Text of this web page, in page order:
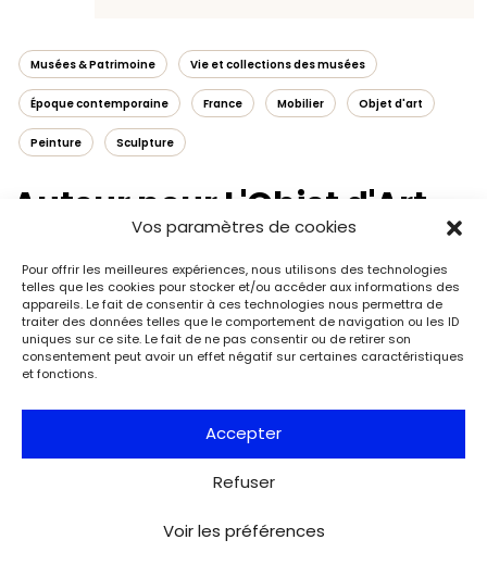
Vos paramètres de cookies
Pour offrir les meilleures expériences, nous utilisons des technologies
telles que les cookies pour stocker et/ou accéder aux informations des
appareils. Le fait de consentir à ces technologies nous permettra de
traiter des données telles que le comportement de navigation ou les ID
uniques sur ce site. Le fait de ne pas consentir ou de retirer son
consentement peut avoir un effet négatif sur certaines caractéristiques
et fonctions.
Accepter
Refuser
Voir les préférences
Musées & Patrimoine Vie et collections des musées
Époque contemporaine France Mobilier Objet d'art
Peinture Sculpture
Auteur pour L'Objet d'Art